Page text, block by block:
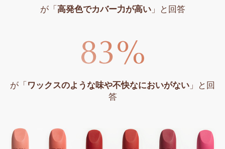
が「 高発色でカバー力が高い」と回答
が「 ワックスのような味や不快なにおいがない 」と回
答